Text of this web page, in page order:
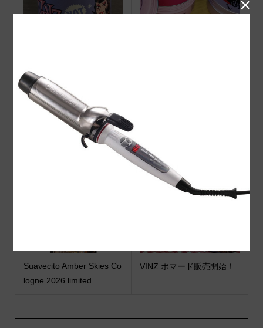
Suavecito Pomade ORIGI
ピンバッチ サインポール
白黒
Suavecito Amber Skies Co
logne 2026 limited
VINZ ポマード販売開始！
